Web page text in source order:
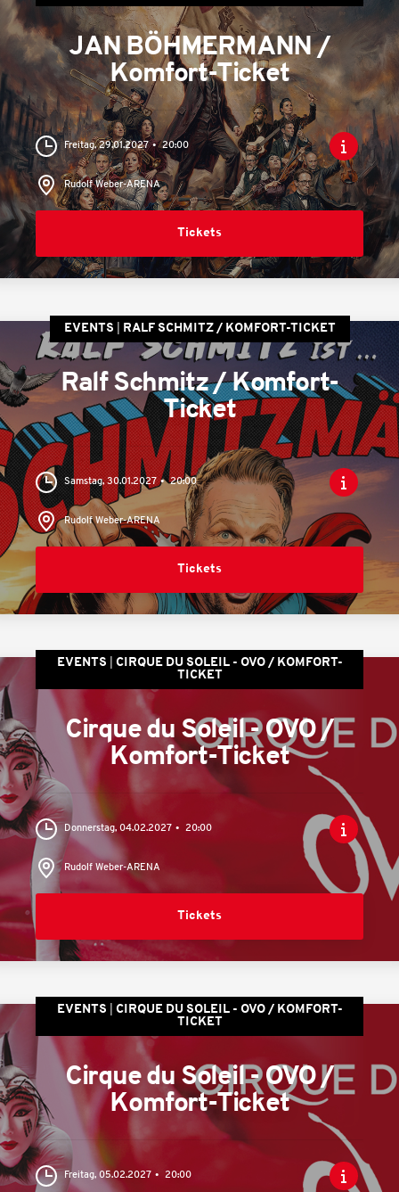
JAN BÖHMERMANN /
Komfort-Ticket
Freitag, 29.01.2027 20:00
Rudolf Weber-ARENA
Tickets
EVENTS RALF SCHMITZ / KOMFORT-TICKET
Ralf Schmitz / Komfort-
Ticket
Samstag, 30.01.2027 20:00
Rudolf Weber-ARENA
Tickets
EVENTS
CIRQUE DU SOLEIL - OVO / KOMFORT-
TICKET
Cirque du Soleil - OVO /
Komfort-Ticket
Donnerstag, 04.02.2027 20:00
Rudolf Weber-ARENA
Tickets
EVENTS
CIRQUE DU SOLEIL - OVO / KOMFORT-
TICKET
Cirque du Soleil - OVO /
Komfort-Ticket
Freitag, 05.02.2027 20:00